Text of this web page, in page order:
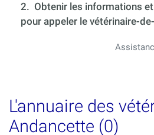
2. Obtenir les informations et
pour appeler le vétérinaire-
L'annuaire des
Andancette (0)